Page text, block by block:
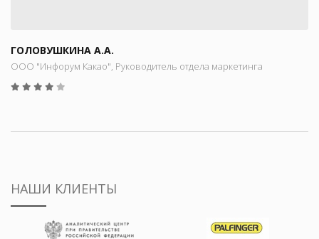
ГОЛОВУШКИНА А.А.
ООО "Инфорум Какао", Руководитель отдела маркетинга
НАШИ КЛИЕНТЫ